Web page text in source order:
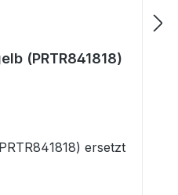
(PRTR841818)
ersetzt